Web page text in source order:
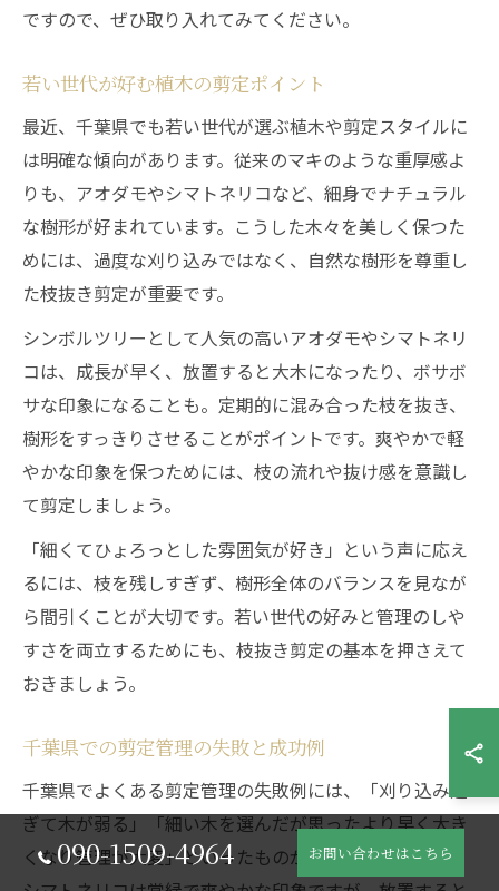
ですので、ぜひ取り入れてみてください。
若い世代が好む植木の剪定ポイント
最近、千葉県でも若い世代が選ぶ植木や剪定スタイルに
は明確な傾向があります。従来のマキのような重厚感よ
りも、アオダモやシマトネリコなど、細身でナチュラル
な樹形が好まれています。こうした木々を美しく保つた
めには、過度な刈り込みではなく、自然な樹形を尊重し
た枝抜き剪定が重要です。
シンボルツリーとして人気の高いアオダモやシマトネリ
コは、成長が早く、放置すると大木になったり、ボサボ
サな印象になることも。定期的に混み合った枝を抜き、
樹形をすっきりさせることがポイントです。爽やかで軽
やかな印象を保つためには、枝の流れや抜け感を意識し
て剪定しましょう。
「細くてひょろっとした雰囲気が好き」という声に応え
るには、枝を残しすぎず、樹形全体のバランスを見なが
ら間引くことが大切です。若い世代の好みと管理のしや
すさを両立するためにも、枝抜き剪定の基本を押さえて
おきましょう。
千葉県での剪定管理の失敗と成功例
千葉県でよくある剪定管理の失敗例には、「刈り込み過
ぎて木が弱る」「細い木を選んだが思ったより早く大き
くなり管理が大変」といったものがあります。例えば、
090-1509-4964 お問い合わせはこちら